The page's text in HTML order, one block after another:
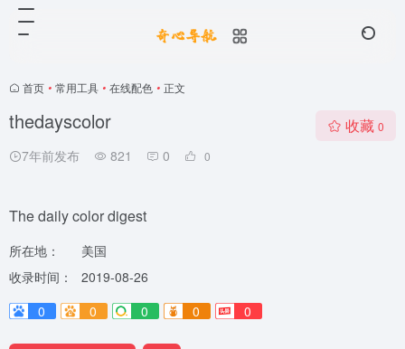
首页 • 常用工具 • 在线配色 • 正文
thedayscolor
7年前发布 821 0 0
收藏 0
The daily color digest
所在地：
美国
收录时间：
2019-08-26
0
0 0 0 0